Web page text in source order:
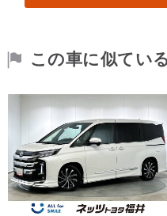
この車に似てい